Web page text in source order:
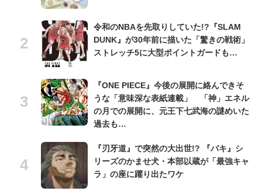
令和のNBAを先取りしていた!?『SLAM
DUNK』が30年前に描いた「驚きの戦術」
ストレッチ5に大型ポイントガードも…
『ONE PIECE』今後の展開に絡んできそ
うな「意味深な表紙連載」 「神」エネル
の月での展開に、元王下七武海の謎めいた
過去も…
『刃牙道』で突然の大出世!? 『バキ』シ
リーズのかませ犬・本部以蔵が「最強キャ
ラ」の座に躍り出たワケ